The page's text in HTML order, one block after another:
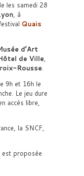
les samedi 28
, à
Quais
d’Art
de Ville,
Rousse.
9h et 16h le
Le jeu dure
accès libre,
la SNCF,
est proposée